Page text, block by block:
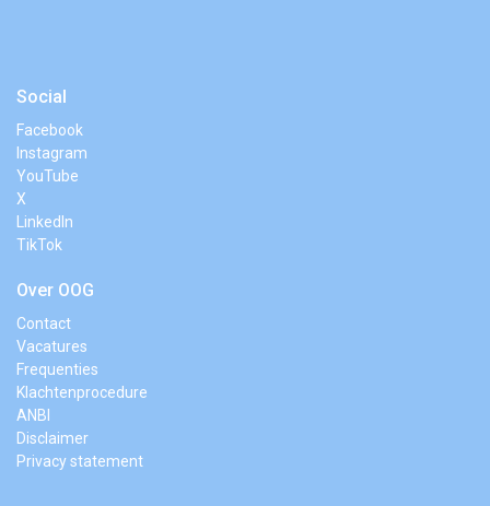
Social
Facebook
Instagram
YouTube
X
LinkedIn
TikTok
Over OOG
Contact
Vacatures
Frequenties
Klachtenprocedure
ANBI
Disclaimer
Privacy statement